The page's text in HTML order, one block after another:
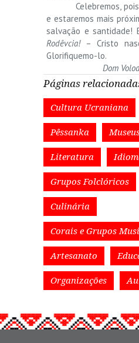
Celebremos,
e estaremos mais
salvação e santidade!
Rodêvcia!– Cristo
Glorifiquemo-lo.
Dom
Páginas
Cultura Ucraniana
Pêssanka
Literatura
Grupos Folclóricos
Culinária
Corais e Grupos
Artesanato
Organizações